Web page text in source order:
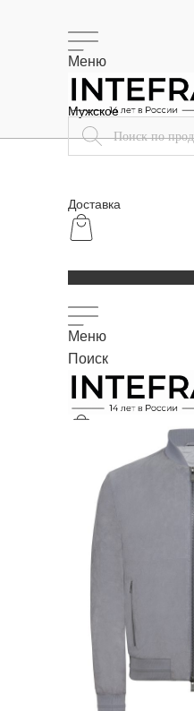
Меню
Доставка
Меню
Поиск
Мужское